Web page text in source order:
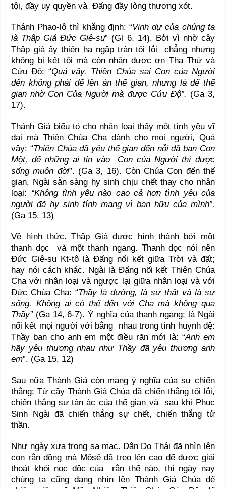
tội, đầy uy quyền và Đấng đầy lòng thương xót.
Thánh Phao-lô thì khẳng định: “Vinh dự của chúng ta
là Thập Giá Đức Giê-su” (Gl 6, 14). Bởi vì nhờ cây
Thập giá ấy thiên hạ ngập tràn tội lỗi chẳng nhưng
không bị kết tội mà còn nhận được ơn Tha Thứ và
Cứu Độ: “Quả vậy. Thiên Chúa sai Con của Người
đến không phải để lên án thế gian, nhưng là để thế
gian nhờ Con Của Người mà được Cứu Độ”. (Ga 3,
17).
Thánh Giá biểu tỏ cho nhân loại thấy một tình yêu vĩ
đại mà Thiên Chúa Cha dành cho mọi người, Quả
vậy: “Thiên Chúa đã yêu thế gian đến nỗi đã ban Con
Một, để những ai tin vào Con của Người thì được
sống muôn đời”. (Ga 3, 16). Còn Chúa Con đến thế
gian, Ngài sẵn sàng hy sinh chịu chết thay cho nhân
loại: “Không tình yêu nào cao cả hơn tình yêu của
người đã hy sinh tính mạng vì bạn hữu của mình”.
(Ga 15, 13)
Về hình thức. Thập Giá được hình thành bởi một
thanh dọc và một thanh ngang. Thanh dọc nói nên
Đức Giê-su Kt-tô là Đấng nối kết giữa Trời và đất;
hay nói cách khác. Ngài là Đấng nối kết Thiên Chúa
Cha với nhân loại và ngược lại giữa nhân loại và với
Đức Chúa Cha: “Thầy là đường, là sự thật và là sự
sống. Không ai có thể đến với Cha mà không qua
Thầy”(Ga 14, 6-7). Ý nghĩa của thanh ngang; là Ngài
nối kết mọi người với bằng nhau trong tình huynh đệ:
Thầy ban cho anh em một điều răn mới là: “Anh em
hãy yêu thương nhau như Thầy đã yêu thương anh
em”. (Ga 15, 12)
Sau nữa Thánh Giá còn mang ý nghĩa của sự chiến
thắng; Từ cây Thánh Giá Chúa đã chiến thắng tội lỗi,
chiến thắng sự tàn ác của thế gian và sau khi Phục
Sinh Ngài đã chiến thắng sự chết, chiến thắng tử
thần.
Như ngày xưa trong sa mạc. Dân Do Thái đã nhìn lên
con rắn đồng mà Môsê đã treo lên cao để được giải
thoát khỏi nọc độc của rắn thế nào, thì ngày nay
chúng ta cũng đang nhìn lên Thánh Giá Chúa để